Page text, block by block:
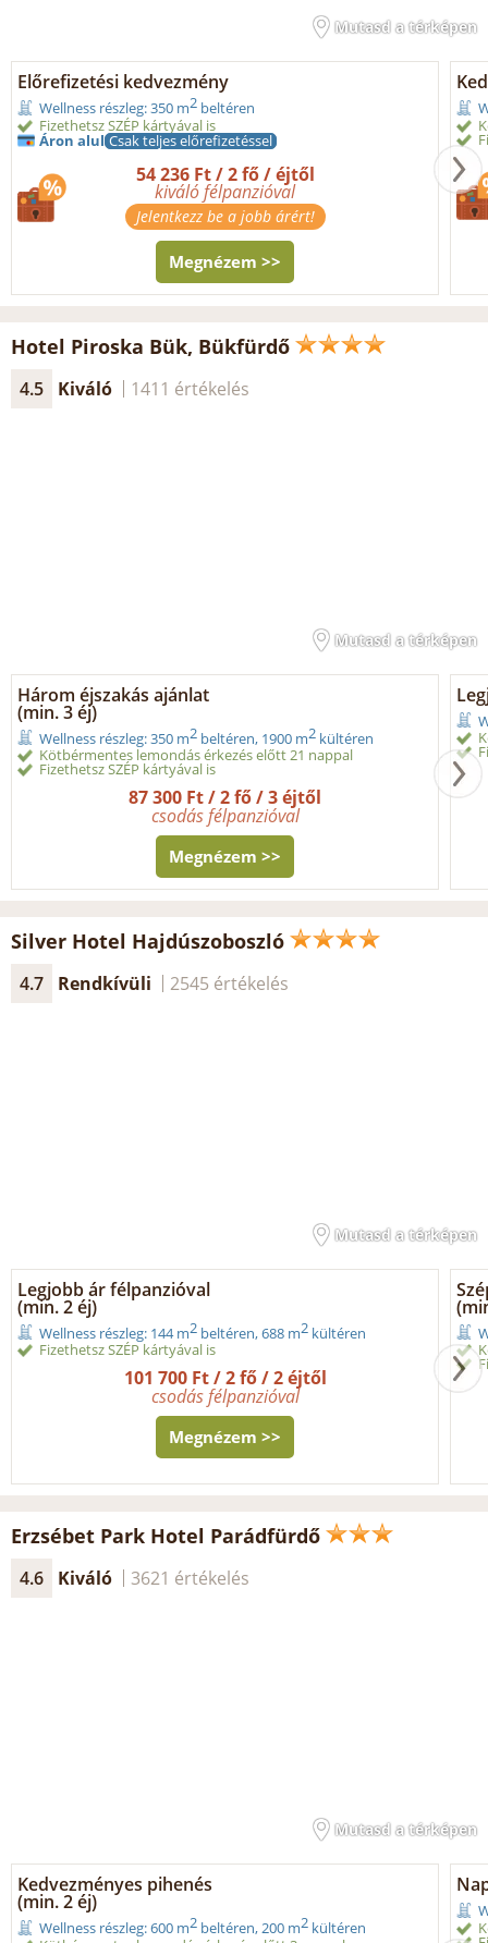
Mutasd a térképen
Előrefizetési kedvezmény
Wellness részleg: 350 m2 beltéren
Fizethetsz SZÉP kártyával is
Áron alul Csak teljes előrefizetéssel
54 236 Ft / 2 fő / éjtől
kiváló félpanzióval
Jelentkezz be a jobb árért!
Megnézem >>
Hotel Piroska Bük, Bükfürdő
4.5 Kiváló 1411 értékelés
Mutasd a térképen
Három éjszakás ajánlat
(min. 3 éj)
Wellness részleg: 350 m2 beltéren, 1900 m2 kültéren
Kötbérmentes lemondás érkezés előtt 21 nappal
Fizethetsz SZÉP kártyával is
87 300 Ft / 2 fő / 3 éjtől
csodás félpanzióval
Megnézem >>
Silver Hotel Hajdúszoboszló
4.7 Rendkívüli 2545 értékelés
Mutasd a térképen
Legjobb ár félpanzióval
(min. 2 éj)
Wellness részleg: 144 m2 beltéren, 688 m2 kültéren
Fizethetsz SZÉP kártyával is
101 700 Ft / 2 fő / 2 éjtől
csodás félpanzióval
Megnézem >>
Erzsébet Park Hotel Parádfürdő
4.6 Kiváló 3621 értékelés
Mutasd a térképen
Kedvezményes pihenés
(min. 2 éj)
Wellness részleg: 600 m2 beltéren, 200 m2 kültéren